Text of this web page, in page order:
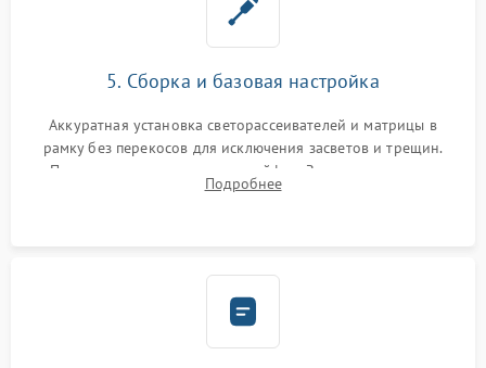
5. Сборка и базовая настройка
Аккуратная установка светорассеивателей и матрицы в
рамку без перекосов для исключения засветов и трещин.
Подключение внутренних шлейфов. Закрытие корпуса.
Сброс настроек и обновление программного обеспечения.
Подробнее